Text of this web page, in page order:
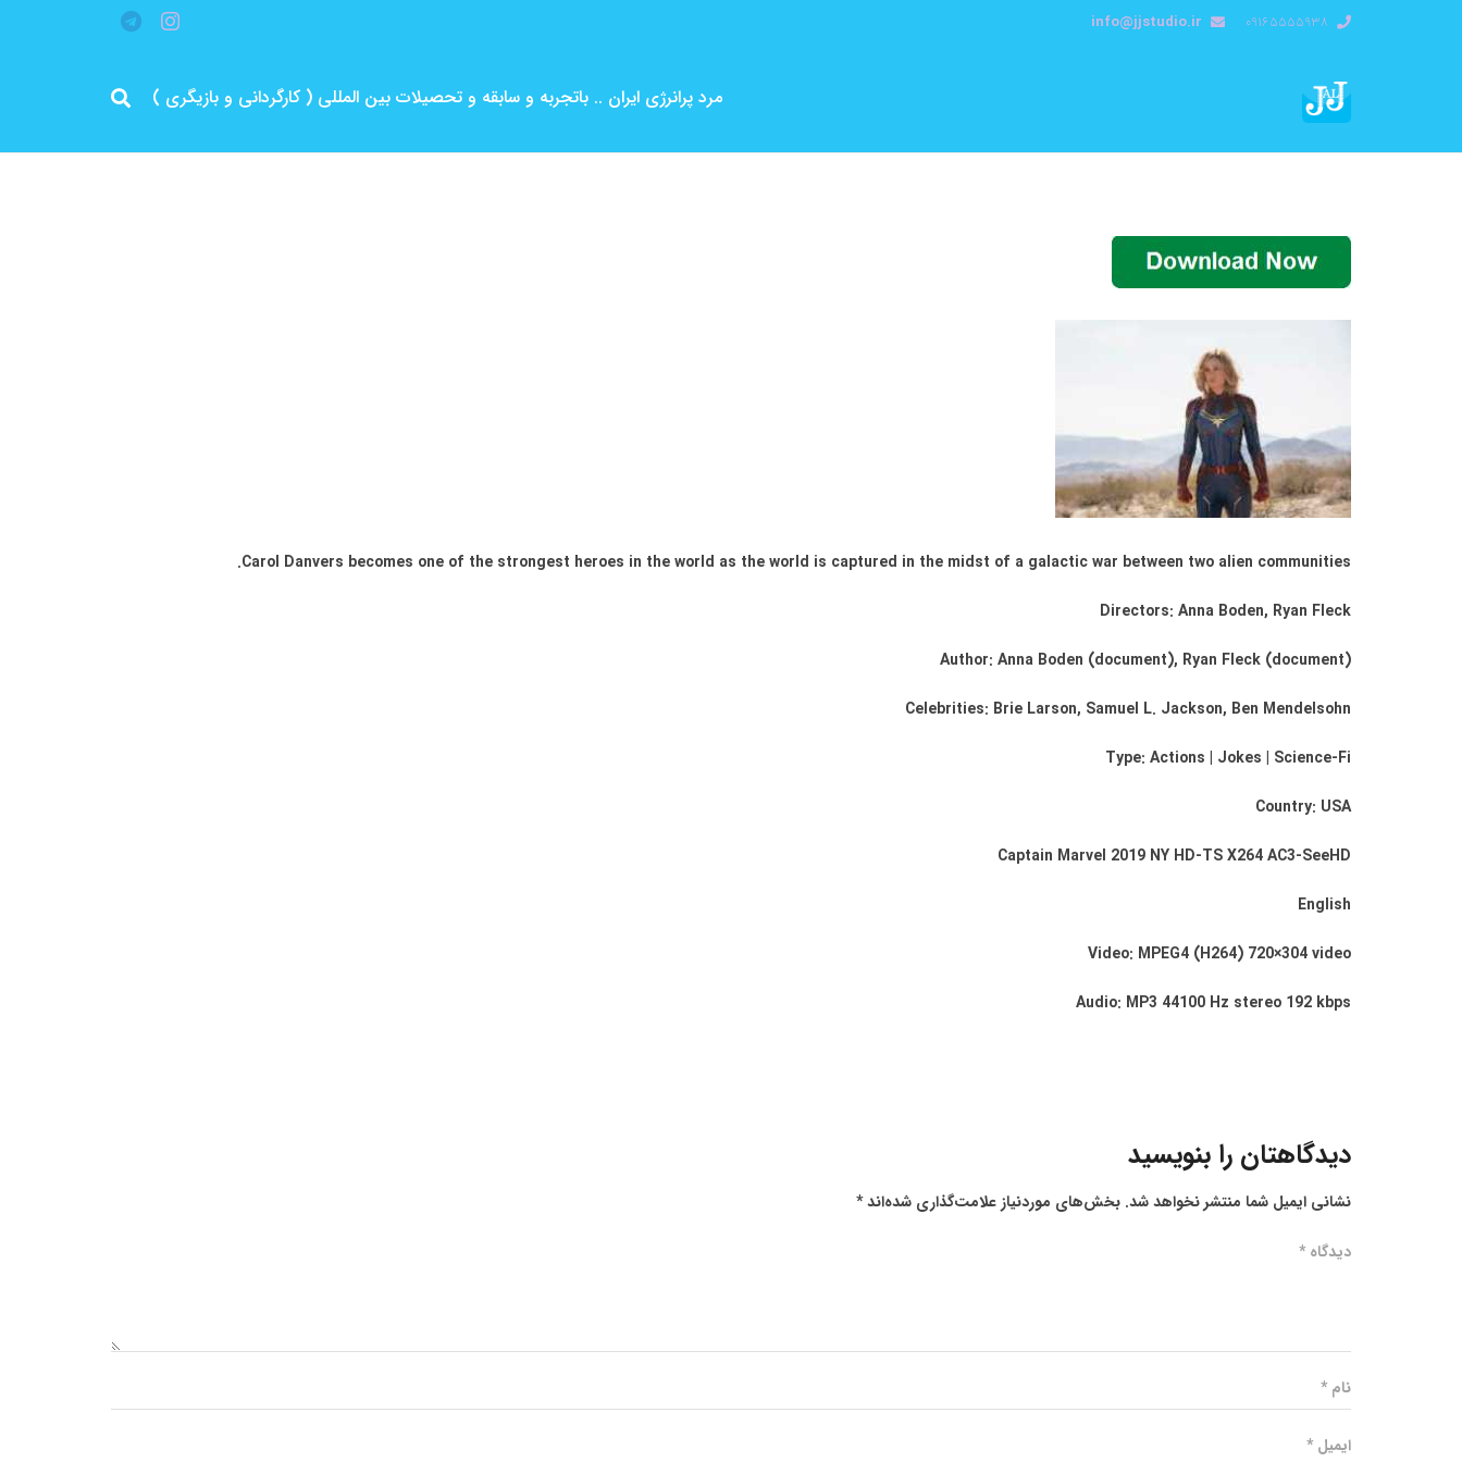
09165555938
info@jjstudio.ir
مرد پرانرژی ایران .. باتجربه و سابقه و تحصیلات بین المللی ( کارگردانی و بازیگری )
Carol Danvers becomes one of the strongest heroes in the world as the world is captured in the midst of a galactic war between two alien communities.
Directors: Anna Boden, Ryan Fleck
Author: Anna Boden (document), Ryan Fleck (document)
Celebrities: Brie Larson, Samuel L. Jackson, Ben Mendelsohn
Type: Actions | Jokes | Science-Fi
Country: USA
Captain Marvel 2019 NY HD-TS X264 AC3-SeeHD
English
Video: MPEG4 (H264) 720×304 video
Audio: MP3 44100 Hz stereo 192 kbps
دیدگاهتان را بنویسید
نشانی ایمیل شما منتشر نخواهد شد. بخش‌های موردنیاز علامت‌گذاری شده‌اند*